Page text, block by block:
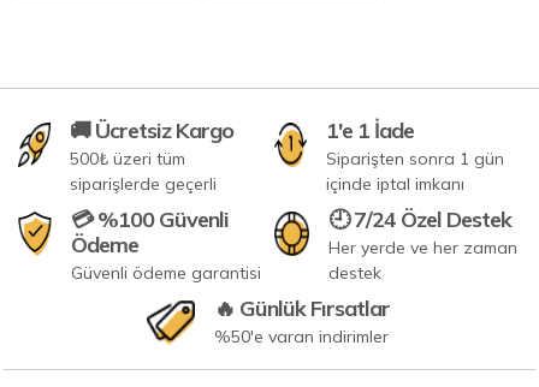
🚚 Ücretsiz Kargo
500₺ üzeri tüm
siparişlerde geçerli
1'e 1 İade
Siparişten sonra 1 gün
içinde iptal imkanı
💳 %100 Güvenli
Ödeme
Güvenli ödeme garantisi
🕘 7/24 Özel Destek
Her yerde ve her zaman
destek
🔥 Günlük Fırsatlar
%50'e varan indirimler